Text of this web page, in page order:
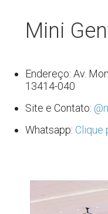
Mini
Endereço: Av.
13414-040
Site e Contato:
Whatsapp: Clique